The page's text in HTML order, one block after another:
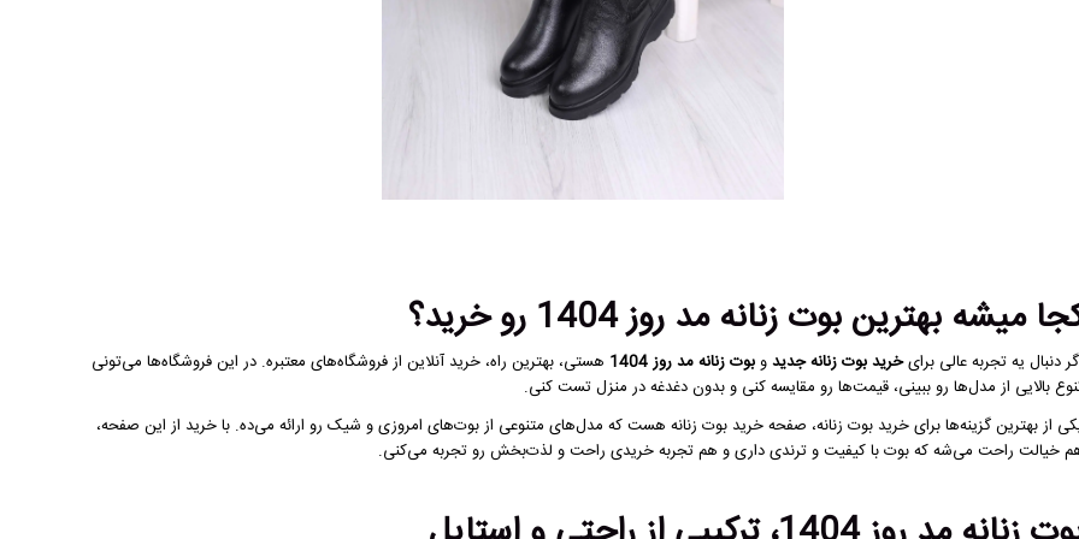
میشه بهترین بوت زنانه مد روز 1404 رو خرید؟
دنبال یه تجربه عالی برایخرید بوت زنانه جدیدوبوت زنانه مد روز 1404
هستی، بهترین راه، خرید آنلاین از فروشگاه‌های معتبره. در این فروشگاه‌ها می‌تونی
بالایی از مدل‌ها رو ببینی، قیمت‌ها رو مقایسه کنی و بدون دغدغه در منزل تست کنی.
از بهترین گزینه‌ها برای خرید بوت زنانه، صفحهخرید بوت زنانه هست که مدل‌های متنوعی از بوت‌های امروزی و شیک رو ارائه می‌ده. با خرید از این صفحه،
خیالت راحت می‌شه که بوت با کیفیت و ترندی داری و هم تجربه خریدی راحت و لذت‌بخش رو تجربه می‌کنی.